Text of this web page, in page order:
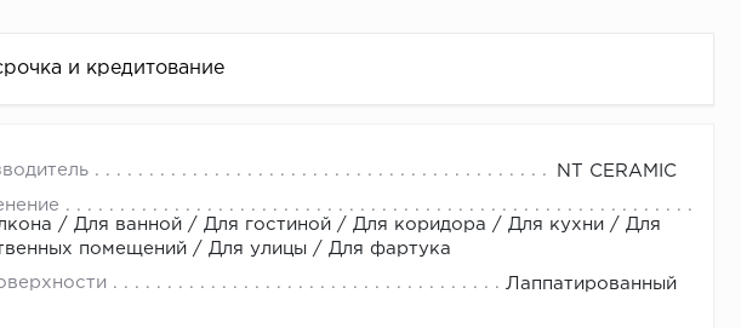
и кредитование
NT CERAMIC
/ Для ванной / Для гостиной / Для коридора / Для кухни / Для
помещений / Для улицы / Для фартука
Лаппатированный